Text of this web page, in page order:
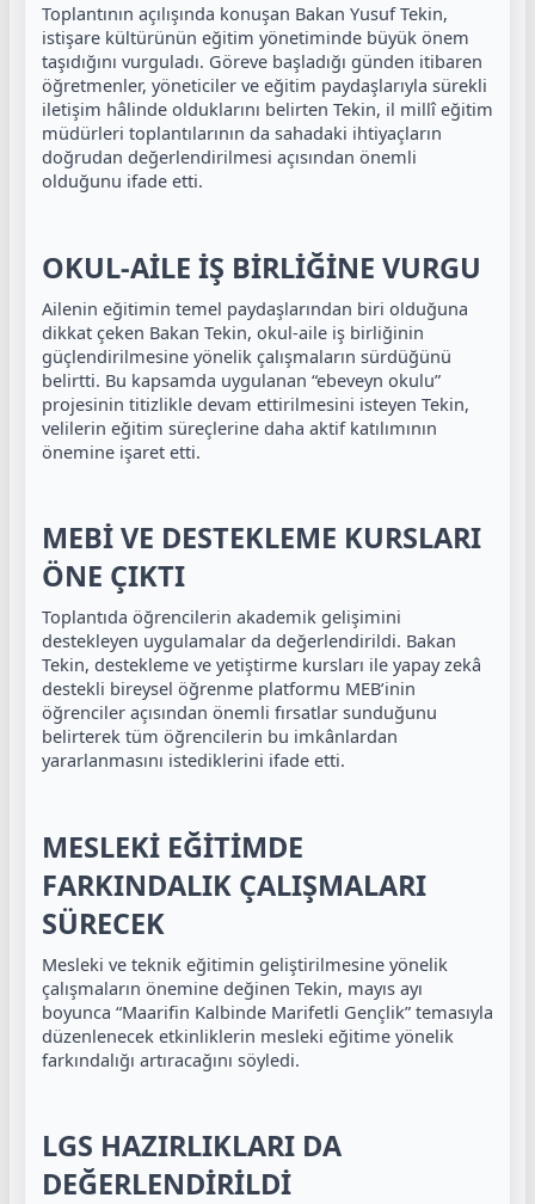
Toplantının açılışında konuşan Bakan Yusuf Tekin,
istişare kültürünün eğitim yönetiminde büyük önem
taşıdığını vurguladı. Göreve başladığı günden itibaren
öğretmenler, yöneticiler ve eğitim paydaşlarıyla sürekli
iletişim hâlinde olduklarını belirten Tekin, il millî eğitim
müdürleri toplantılarının da sahadaki ihtiyaçların
doğrudan değerlendirilmesi açısından önemli
olduğunu ifade etti.
OKUL-AİLE İŞ BİRLİĞİNE VURGU
Ailenin eğitimin temel paydaşlarından biri olduğuna
dikkat çeken Bakan Tekin, okul-aile iş birliğinin
güçlendirilmesine yönelik çalışmaların sürdüğünü
belirtti. Bu kapsamda uygulanan “ebeveyn okulu”
projesinin titizlikle devam ettirilmesini isteyen Tekin,
velilerin eğitim süreçlerine daha aktif katılımının
önemine işaret etti.
MEBİ VE DESTEKLEME KURSLARI
ÖNE ÇIKTI
Toplantıda öğrencilerin akademik gelişimini
destekleyen uygulamalar da değerlendirildi. Bakan
Tekin, destekleme ve yetiştirme kursları ile yapay zekâ
destekli bireysel öğrenme platformu MEB’inin
öğrenciler açısından önemli fırsatlar sunduğunu
belirterek tüm öğrencilerin bu imkânlardan
yararlanmasını istediklerini ifade etti.
MESLEKİ EĞİTİMDE
FARKINDALIK ÇALIŞMALARI
SÜRECEK
Mesleki ve teknik eğitimin geliştirilmesine yönelik
çalışmaların önemine değinen Tekin, mayıs ayı
boyunca “Maarifin Kalbinde Marifetli Gençlik” temasıyla
düzenlenecek etkinliklerin mesleki eğitime yönelik
farkındalığı artıracağını söyledi.
LGS HAZIRLIKLARI DA
DEĞERLENDİRİLDİ